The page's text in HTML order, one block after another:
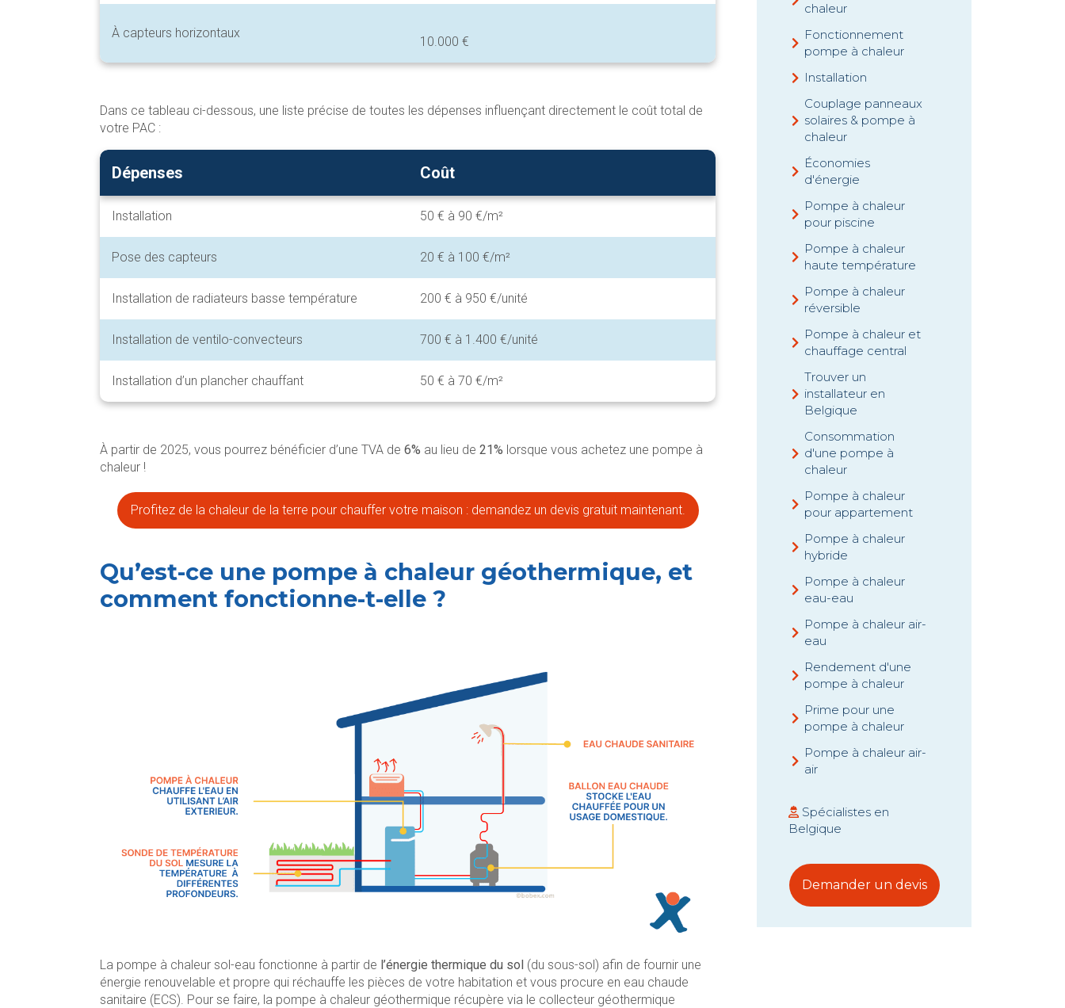
À capteurs horizontaux
10.000 €
Dans ce tableau ci-dessous, une liste précise de toutes les dépenses influençant directement le coût total de
votre PAC :
Dépenses Coût
Installation 50 € à 90 €/m²
Pose des capteurs 20 € à 100 €/m²
Installation de radiateurs basse température 200 € à 950 €/unité
Installation de ventilo-convecteurs 700 € à 1.400 €/unité
Installation d’un plancher chauffant 50 € à 70 €/m²
À partir de 2025, vous pourrez bénéficier d’une TVA de 6% au lieu de 21% lorsque vous achetez une pompe à
chaleur !
Profitez de la chaleur de la terre pour chauffer votre maison : demandez un devis gratuit maintenant.
Qu’est-ce une pompe à chaleur géothermique, et
comment fonctionne-t-elle ?
La pompe à chaleur sol-eau fonctionne à partir de l’énergie thermique du sol (du sous-sol) afin de fournir une
énergie renouvelable et propre qui réchauffe les pièces de votre habitation et vous procure en eau chaude
sanitaire (ECS). Pour se faire, la pompe à chaleur géothermique récupère via le collecteur géothermique
chaleur
Fonctionnement
pompe à chaleur
Installation
Couplage panneaux
solaires & pompe à
chaleur
Économies
d'énergie
Pompe à chaleur
pour piscine
Pompe à chaleur
haute température
Pompe à chaleur
réversible
Pompe à chaleur et
chauffage central
Trouver un
installateur en
Belgique
Consommation
d'une pompe à
chaleur
Pompe à chaleur
pour appartement
Pompe à chaleur
hybride
Pompe à chaleur
eau-eau
Pompe à chaleur air-
eau
Rendement d'une
pompe à chaleur
Prime pour une
pompe à chaleur
Pompe à chaleur air-
air
Spécialistes en
Belgique
Demander un devis